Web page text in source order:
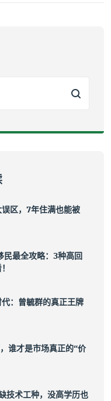
区，7年住满也能被
最全攻略：3种高回
：曾毓群的真正王牌
谁才是市场真正的“价
技术工种，没高学历也